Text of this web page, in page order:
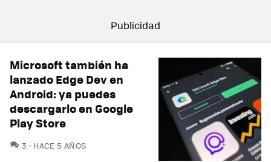
Microsoft también ha
lanzado Edge Dev en
Android: ya puedes
descargarlo en Google
Play Store
3 COMENTARIOS
HACE 5 AÑOS